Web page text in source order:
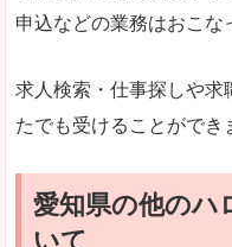
申込などの業務はおこな
求人検索・仕事探しや求
たでも受けることができ
愛知県の他のハ
いて